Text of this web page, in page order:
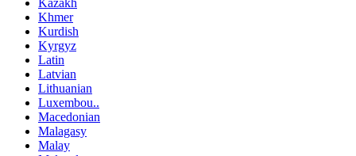
Kazakh
Khmer
Kurdish
Kyrgyz
Latin
Latvian
Lithuanian
Luxembou..
Macedonian
Malagasy
Malay